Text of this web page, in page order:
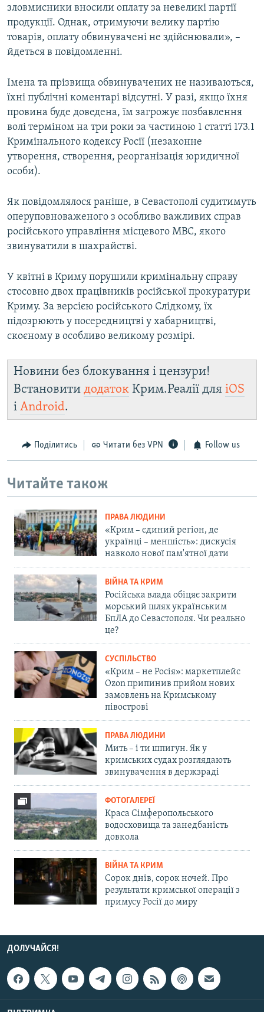
зловмисники вносили оплату за невеликі партії
продукції. Однак, отримуючи велику партію
товарів, оплату обвинувачені не здійснювали», –
йдеться в повідомленні.
Імена та прізвища обвинувачених не називаються,
їхні публічні коментарі відсутні. У разі, якщо їхня
провина буде доведена, їм загрожує позбавлення
волі терміном на три роки за частиною 1 статті 173.1
Кримінального кодексу Росії (незаконне
утворення, створення, реорганізація юридичної
особи).
Як повідомлялося раніше, в Севастополі судитимуть
оперуповноваженого з особливо важливих справ
російського управління місцевого МВС, якого
звинуватили в шахрайстві.
У квітні в Криму порушили кримінальну справу
стосовно двох працівників російської прокуратури
Криму. За версією російського Слідкому, їх
підозрюють у посередництві у хабарництві,
скоєному в особливо великому розмірі.
Новини без блокування і цензури!
Встановити додаток Крим.Реалії для iOS
і Android.
Поділитись Читати без VPN Follow us
Читайте також
ПРАВА ЛЮДИНИ
«Крим – єдиний регіон, де
українці – меншість»: дискусія
навколо нової пам'ятної дати
ВІЙНА ТА КРИМ
Російська влада обіцяє закрити
морський шлях українським
БпЛА до Севастополя. Чи реально
це?
СУСПІЛЬСТВО
«Крим – не Росія»: маркетплейс
Ozon припинив прийом нових
замовлень на Кримському
півострові
ПРАВА ЛЮДИНИ
Мить – і ти шпигун. Як у
кримських судах розглядають
звинувачення в держзраді
ФОТОГАЛЕРЕЇ
Краса Сімферопольського
водосховища та занедбаність
довкола
ВІЙНА ТА КРИМ
Сорок днів, сорок ночей. Про
результати кримської операції з
примусу Росії до миру
ДОЛУЧАЙСЯ!